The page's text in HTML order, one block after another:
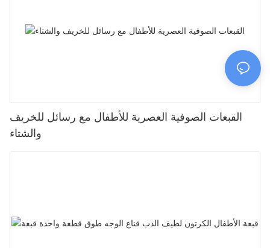
القبعات الصوفية العصرية للأطفال مع رسائل للخريف
والشتاء